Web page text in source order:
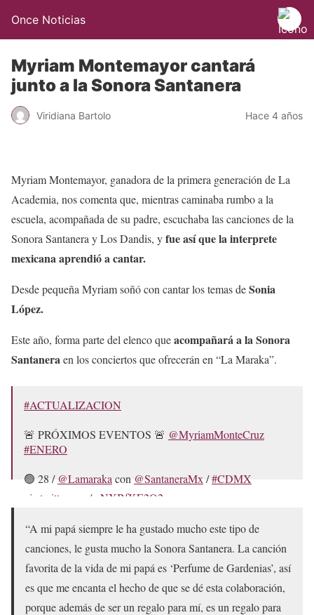
Once Noticias
Myriam Montemayor cantará
junto a la Sonora Santanera
Viridiana Bartolo Hace 4 años
Myriam Montemayor, ganadora de la primera generación de La
Academia, nos comenta que, mientras caminaba rumbo a la
escuela, acompañada de su padre, escuchaba las canciones de la
Sonora Santanera y Los Dandis, yfue así que la interprete
mexicana aprendió a cantar.
Desde pequeña Myriam soñó con cantar los temas deSonia
López.
Este año, forma parte del elenco queacompañará a la Sonora
Santaneraen los conciertos que ofrecerán en “La Maraka”.
#ACTUALIZACION
🚨 PRÓXIMOS EVENTOS 🚨 @MyriamMonteCruz
#ENERO
🟢 28 /@Lamaraka con @SantaneraMx /#CDMX
pic.twitter.com/wNXBfKE2O2
— Club de Fans Oficial Myriam🎥CDMX
(@MyriamCam_CDMX)January 26, 2023
“A mi papá siempre le ha gustado mucho este tipo de
canciones, le gusta mucho la Sonora Santanera. La canción
favorita de la vida de mi papá es ‘Perfume de Gardenias’, así
es que me encanta el hecho de que se dé esta colaboración,
porque además de ser un regalo para mí, es un regalo para